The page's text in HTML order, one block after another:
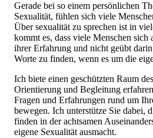
Gerade bei so einem persönlichen
Sexualität, fühlen sich viele
Über sexualität zu sprechen ist in
kommt es, dass viele Menschen sich
ihrer Erfahrung und nicht geübt darin
Worte zu finden, wenn es um die
Ich biete einen geschützten Raum
Orientierung und Begleitung
Fragen und Erfahrungen rund um
bewegen. Ich unterstütze Sie dabei,
finden in der achtsamen
eigene Sexualität ausmacht.